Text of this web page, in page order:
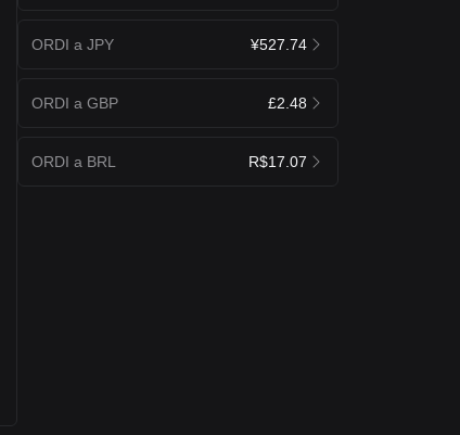
ORDI a JPY ¥527.74
ORDI a GBP £2.48
ORDI a BRL R$17.07